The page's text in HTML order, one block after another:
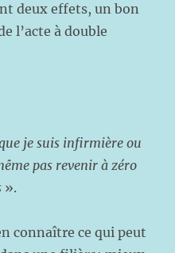
deux effets, un bon
l’acte à double
je suis infirmière ou
pas revenir à zéro
».
connaître ce qui peut